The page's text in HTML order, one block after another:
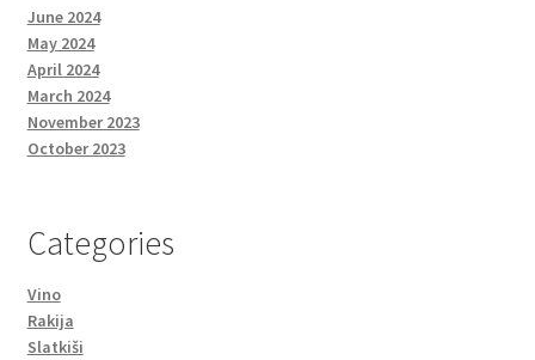
June 2024
May 2024
April 2024
March 2024
November 2023
October 2023
Categories
Vino
Rakija
Slatkiši